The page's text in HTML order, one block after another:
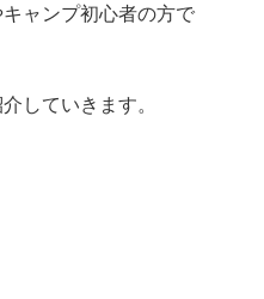
ャンプ初心者の方で
していきます。